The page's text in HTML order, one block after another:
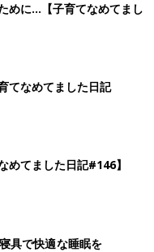
めに…【子育てなめてまし
てなめてました日記
めてました日記#146】
具で快適な睡眠を